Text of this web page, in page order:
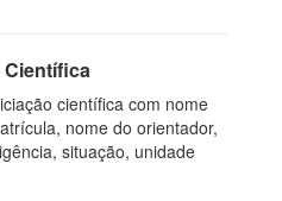
científica com nome
nome do orientador,
situação, unidade